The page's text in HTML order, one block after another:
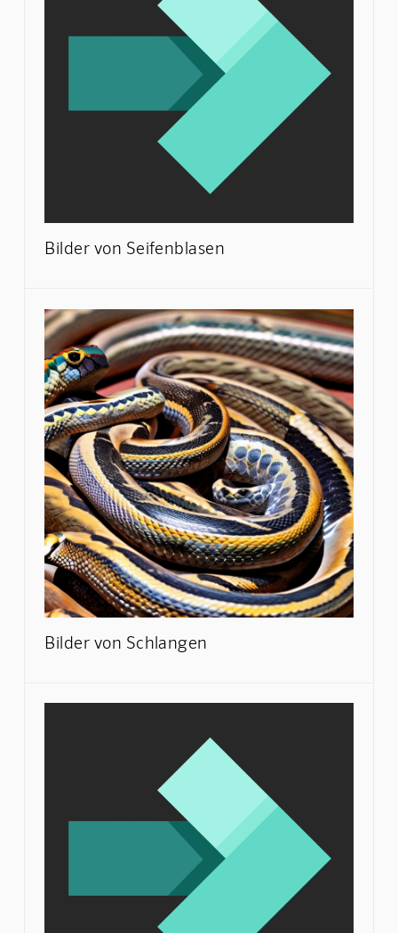
Bilder von Seifenblasen
Bilder von Schlangen